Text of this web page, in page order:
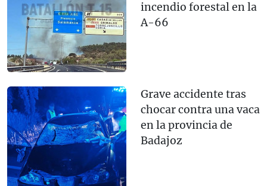
incendio forestal en la
A-66
Grave accidente tras
chocar contra una vaca
en la provincia de
Badajoz